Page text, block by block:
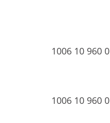
1006 10 960 0
1006 10 960 0